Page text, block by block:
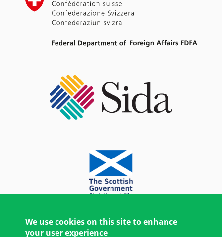
We use cookies on this site to enhance
your user experience